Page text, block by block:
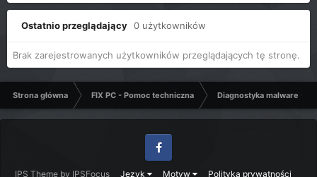
Ostatnio przeglądający 0 użytkowników
Brak zarejestrowanych użytkowników przeglądających tę stronę.
Strona główna FIX PC - Pomoc techniczna Diagnostyka malware -
IPS Theme by IPSFocus Język Motyw Polityka prywatności
Facebook